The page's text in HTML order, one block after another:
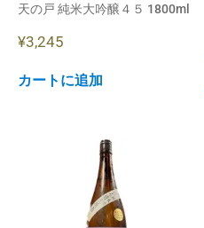
天の戸 純米大吟醸４５ 1800ml
¥3,245
カートに追加